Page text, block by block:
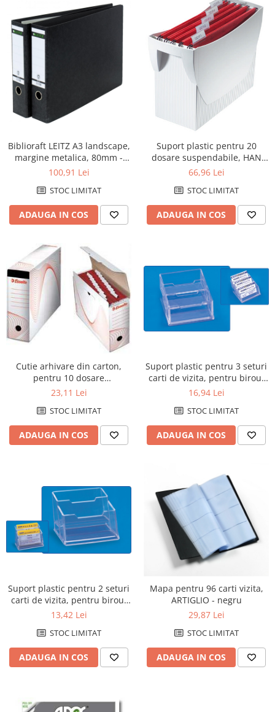
pentru prezentare
Table din pluta
Table magnetice si plannere
Mobilier si accesorii birou
Clasificatoare si vestiare
Covorase protectie podea
Cuiere
Mobilier de birou
Panouri pentru chei
Rafturi arhivare
Scaune operationale pentru birou
Suporturi ergonomice
Produse curatenie pentru birou
Accesorii protocol
Ambalare
Articole pentru menaj
Becuri si prelungitoare
Benzi adezive speciale
Bureti de vase
Detergenti geamuri
Detergenti pentru pardoseli
Detergenti pentru textile
Dispensere baie si bucatarie
Hartie igienica
Marcare si etichetare
Odorizante
Prosoape din hartie
Saci menajeri
Sapunuri
Spray-uri mobila
Biblioraft LEITZ A3 landscape,
margine metalica, 80mm -
marmorat
100,91 Lei
STOC LIMITAT
ADAUGA IN COS
Suport plastic pentru 20
dosare suspendabile, HAN
Swing - gri deschis
66,96 Lei
STOC LIMITAT
ADAUGA IN COS
Cutie arhivare din carton,
pentru 10 dosare
suspendabile, ESSELTE - alb
23,11 Lei
STOC LIMITAT
ADAUGA IN COS
Suport plastic pentru 3 seturi
carti de vizita, pentru birou,
KEJEA - transparent
16,94 Lei
STOC LIMITAT
ADAUGA IN COS
Suport plastic pentru 2 seturi
carti de vizita, pentru birou,
KEJEA - transparent
13,42 Lei
STOC LIMITAT
ADAUGA IN COS
Mapa pentru 96 carti vizita,
ARTIGLIO - negru
29,87 Lei
STOC LIMITAT
ADAUGA IN COS